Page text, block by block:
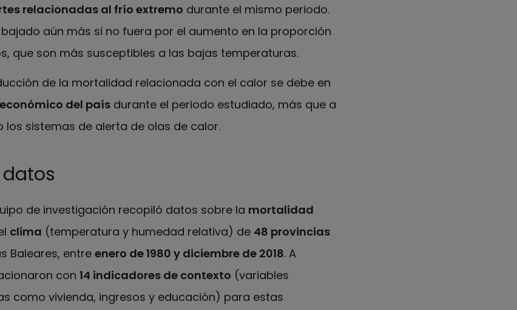
relacionadas al frío extremo durante el mismo periodo.
aún más si no fuera por el aumento en la proporción
que son más susceptibles a las bajas temperaturas.
de la mortalidad relacionada con el calor se debe en
del paísdurante el periodo estudiado, más que a
sistemas de alerta de olas de calor.
de investigación recopiló datos sobre la mortalidad
clima (temperatura y humedad relativa) de 48 provincias
Baleares, entre enero de 1980 y diciembre de 2018. A
con 14 indicadores de contexto (variables
como vivienda, ingresos y educación) para estas